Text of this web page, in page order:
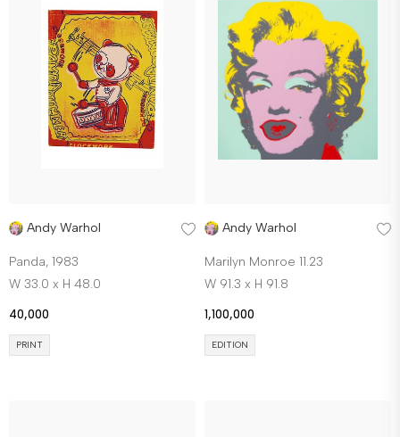
Andy Warhol
Panda, 1983
W 33.0 x H 48.0
40,000
PRINT
Andy Warhol
Marilyn Monroe 11.23
W 91.3 x H 91.8
1,100,000
EDITION